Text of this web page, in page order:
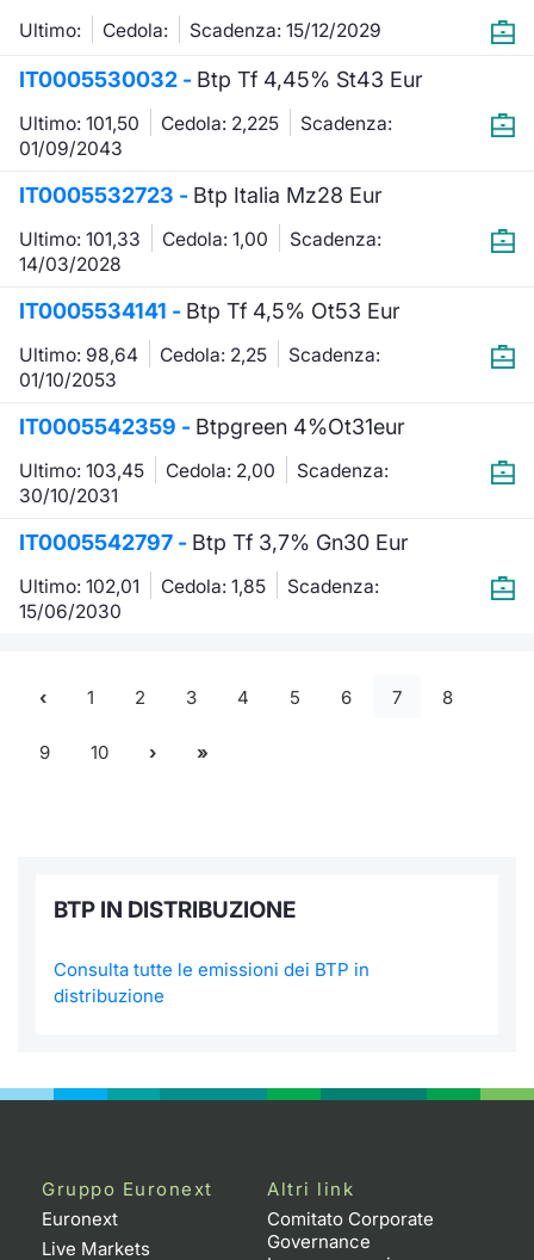
Ultimo: Cedola: Scadenza: 15/12/2029
IT0005530032 - Btp Tf 4,45% St43 Eur
Ultimo: 101,50 Cedola: 2,225
Scadenza:
01/09/2043
IT0005532723 - Btp Italia Mz28 Eur
Ultimo: 101,33 Cedola: 1,00
Scadenza:
14/03/2028
IT0005534141 - Btp Tf 4,5% Ot53 Eur
Ultimo: 98,64 Cedola: 2,25
Scadenza:
01/10/2053
IT0005542359 - Btpgreen 4%Ot31eur
Ultimo: 103,45 Cedola: 2,00
Scadenza:
30/10/2031
IT0005542797 - Btp Tf 3,7% Gn30 Eur
Ultimo: 102,01 Cedola: 1,85
Scadenza:
15/06/2030
1 2 3 4 5 6 7 8
9 10
BTP IN DISTRIBUZIONE
Consulta tutte le emissioni dei BTP in
distribuzione
Gruppo Euronext
Euronext
Live Markets
Altri link
Comitato Corporate
Governance